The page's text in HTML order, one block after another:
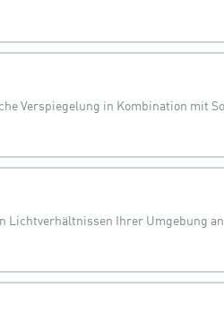
Lichtverhältnissen Ihrer Umgebung an